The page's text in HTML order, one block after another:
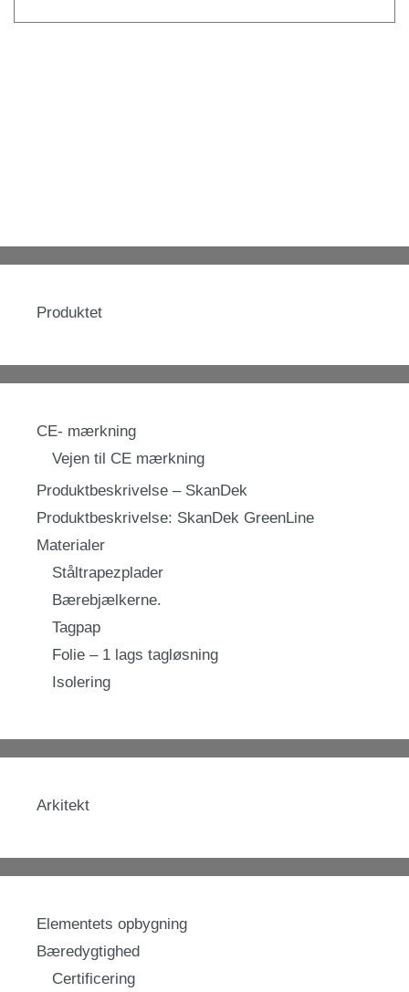
Produktet
CE- mærkning
Vejen til CE mærkning
Produktbeskrivelse – SkanDek
Produktbeskrivelse: SkanDek GreenLine
Materialer
Ståltrapezplader
Bærebjælkerne.
Tagpap
Folie – 1 lags tagløsning
Isolering
Arkitekt
Elementets opbygning
Bæredygtighed
Certificering